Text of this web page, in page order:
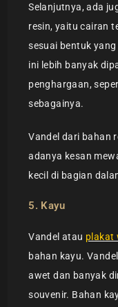
Selanjutnya, ada
resin, yaitu cairan
sesuai bentuk
ini lebih banyak
penghargaan,
sebagainya.
Vandel dari bahan
adanya kesan
kecil di bagian
5. Kayu
Vandel atau plakat
bahan kayu.
awet dan banyak
souvenir. Bahan